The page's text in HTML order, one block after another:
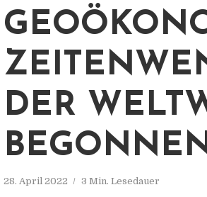
DER
28. April 2022 3 Min. Lesedauer